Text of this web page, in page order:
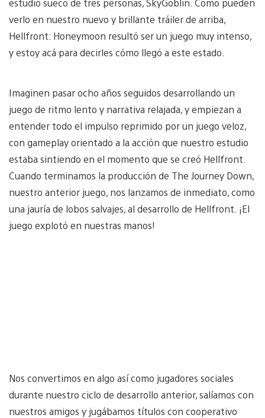
verlo en nuestro nuevo y brillante tráiler de arriba,
Hellfront: Honeymoon resultó ser un juego muy intenso,
y estoy acá para decirles cómo llegó a este estado.
Imaginen pasar ocho años seguidos desarrollando un
juego de ritmo lento y narrativa relajada, y empiezan a
entender todo el impulso reprimido por un juego veloz,
con gameplay orientado a la acción que nuestro estudio
estaba sintiendo en el momento que se creó Hellfront.
Cuando terminamos la producción de The Journey Down,
nuestro anterior juego, nos lanzamos de inmediato, como
una jauría de lobos salvajes, al desarrollo de Hellfront. ¡El
juego explotó en nuestras manos!
Nos convertimos en algo así como jugadores sociales
durante nuestro ciclo de desarrollo anterior, salíamos con
nuestros amigos y jugábamos títulos con cooperativo